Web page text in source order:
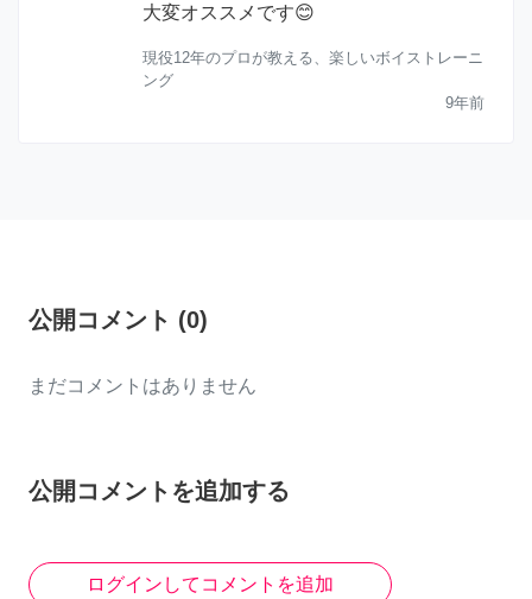
大変オススメです😊
現役12年のプロが教える、楽しいボイストレーニ
ング
9年前
公開コメント (0)
まだコメントはありません
公開コメントを追加する
ログインしてコメントを追加